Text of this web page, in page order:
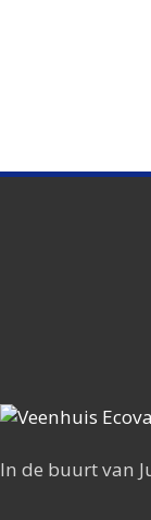
In de buurt van